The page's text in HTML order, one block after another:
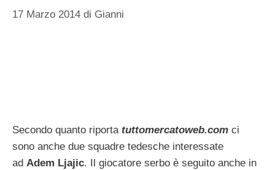
17 Marzo 2014 di Gianni
Secondo quanto riporta tuttomercatoweb.com ci
sono anche due squadre tedesche interessate
ad Adem Ljajic. Il giocatore serbo è seguito anche in